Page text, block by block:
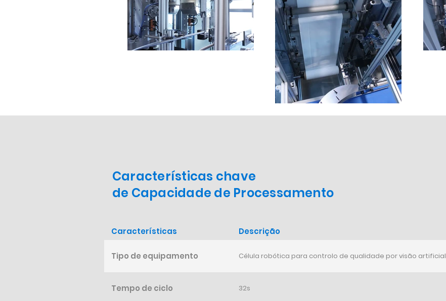
Características chave
de Capacidade de Processamento
Características Descrição
Tipo de equipamento Célula robótica para controlo de qualidade por visão artificial
Tempo de ciclo 32s